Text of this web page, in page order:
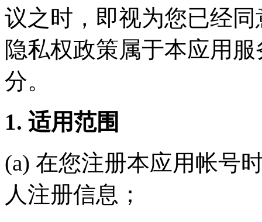
议之时，即视为您已经
隐私权政策属于本应用
分。
1. 适用范围
(a) 在您注册本应用帐号
人注册信息；